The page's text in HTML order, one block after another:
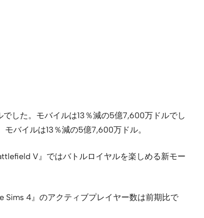
した。モバイルは13％減の5億7,600万ドルでし
バイルは13％減の5億7,600万ドル。
V』ではバトルロイヤルを楽しめる新モー
Sims 4』のアクティブプレイヤー数は前期比で